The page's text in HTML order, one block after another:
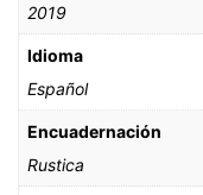
2019
Idioma
Español
Encuadernación
Rustica